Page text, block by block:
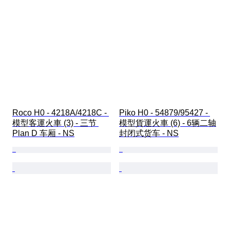
Roco H0 - 4218A/4218C -
模型客運火車 (3) - 三节
Plan D 车厢 - NS
Piko H0 - 54879/95427 -
模型貨運火車 (6) - 6辆二轴
封闭式货车 - NS